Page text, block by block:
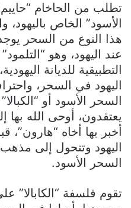
تطلب من الحاخام
الأسود” الخاص باليهود،
هذا النوع من السحر
عند اليهود، وهو
التطبيقية للديانة
اليهود في السحر،
السحر الأسود أو
يعتقدون، أوحى الله
أخبر بها أخاه “هارون”،
اليهود وتتحول إلى
السحر الأسود.
تقوم فلسفة “الكابالا”